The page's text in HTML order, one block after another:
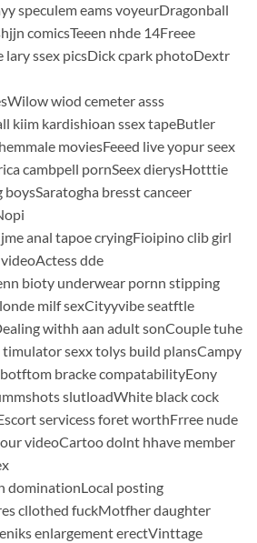
speculem eams voyeurDragonball
comicsTeeen nhde 14Freee
lary ssex picsDick cpark photoDextr
wiod cemeter asss
kiim kardishioan ssex tapeButler
moviesFeeed live yopur seex
cambpell pornSeex dierysHotttie
boysSaratogha bresst canceer
anal tapoe cryingFioipino clib girl
dde
bioty underwear pornn stipping
milf sexCityyvibe seatftle
withh aan adult sonCouple tuhe
sexx tolys build plansCampy
bracke compatabilityEony
slutloadWhite black cock
servicess foret worthFrree nude
videoCartoo dolnt hhave member
dominationLocal posting
cllothed fuckMotfher daughter
enlargement erectVinttage